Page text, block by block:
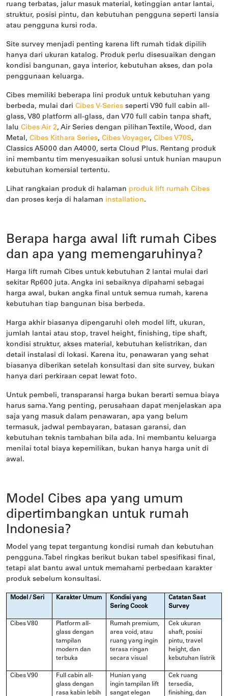
ruang terbatas, jalur masuk material, ketinggian antar lantai,
struktur, posisi pintu, dan kebutuhan pengguna seperti lansia
atau pengguna kursi roda.
Site survey menjadi penting karena lift rumah tidak dipilih
hanya dari ukuran katalog. Produk perlu disesuaikan dengan
kondisi bangunan, gaya interior, kebutuhan akses, dan pola
penggunaan keluarga.
Cibes memiliki beberapa lini produk untuk kebutuhan yang
berbeda, mulai dari Cibes V-Series seperti V90 full cabin all-
glass, V80 platform all-glass, dan V70 full cabin tanpa shaft,
lalu Cibes Air 2, Air Series dengan pilihan Textile, Wood, dan
Metal, Cibes Kithara Series, Cibes Voyager, Cibes V70S,
Classics A5000 dan A4000, serta Cloud Plus. Rentang produk
ini membantu tim menyesuaikan solusi untuk hunian maupun
kebutuhan komersial tertentu.
Lihat rangkaian produk di halaman produk lift rumah Cibes
dan proses kerja di halaman installation.
Berapa harga awal lift rumah Cibes
dan apa yang memengaruhinya?
Harga lift rumah Cibes untuk kebutuhan 2 lantai mulai dari
sekitar Rp600 juta. Angka ini sebaiknya dipahami sebagai
harga awal, bukan angka final untuk semua rumah, karena
kebutuhan tiap bangunan bisa berbeda.
Harga akhir biasanya dipengaruhi oleh model lift, ukuran,
jumlah lantai atau stop, travel height, finishing, tipe shaft,
kondisi struktur, akses material, kebutuhan kelistrikan, dan
detail instalasi di lokasi. Karena itu, penawaran yang sehat
biasanya diberikan setelah konsultasi dan site survey, bukan
hanya dari perkiraan cepat lewat foto.
Untuk pembeli, transparansi harga bukan berarti semua biaya
harus sama. Yang penting, perusahaan dapat menjelaskan apa
saja yang masuk dalam penawaran, apa yang belum
termasuk, jadwal pembayaran, batasan garansi, dan
kebutuhan teknis tambahan bila ada. Ini membantu keluarga
menilai total biaya kepemilikan, bukan hanya harga unit di
awal.
Model Cibes apa yang umum
dipertimbangkan untuk rumah
Indonesia?
Model yang tepat tergantung kondisi rumah dan kebutuhan
pengguna. Tabel ringkas berikut bukan tabel spesifikasi final,
tetapi alat bantu awal untuk memahami perbedaan karakter
produk sebelum konsultasi.
Model / Seri Karakter Umum
Kondisi yang
Sering Cocok
Catatan Saat
Survey
Cibes V80
Platform all-
glass dengan
tampilan
modern dan
terbuka
Rumah premium,
area void, atau
ruang yang ingin
terasa ringan
secara visual
Cek ukuran
shaft, posisi
pintu, travel
height, dan
kebutuhan listrik
Cibes V90
Full cabin all-
glass dengan
rasa kabin lebih
Hunian yang
ingin tampilan lift
sangat elegan
Cek ruang
tersedia,
finishing, dan